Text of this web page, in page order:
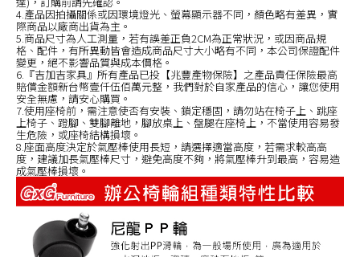
4.產品因拍攝關係或因環境燈光、螢幕顯示器不同，顏色略有差異，實
際商品以廠商出貨為主。
5.商品尺寸為人工測量，若有誤差正負2CM為正常狀況，或因商品規
格、配件，有所異動皆會造成商品尺寸大小略有不同，本公司保證配件
變更，絕不影響品質與成本價格。
6.『吉加吉家具』所有產品已投【兆豐產物保險】之產品責任保險最高
賠償金額新台幣壹仟伍佰萬元整，我們對於自家產品的信心，讓您使用
安全無慮，請安心購買。
7.使用座椅前，需注意使否有安裝、鎖定穩固，請勿站在椅子上、跳座
上椅子、蹬腳、雙腳離地，腳放桌上、盤腿在座椅上，不當使用容易發
生危險，或座椅結構損壞。
8.座面高度決定於氣壓棒使用長短，請選擇適當高度，若需求較高高
度，建議加長氣壓棒尺寸，避免高度不夠，將氣壓棒升到最高，容易造
成氣壓棒損壞。